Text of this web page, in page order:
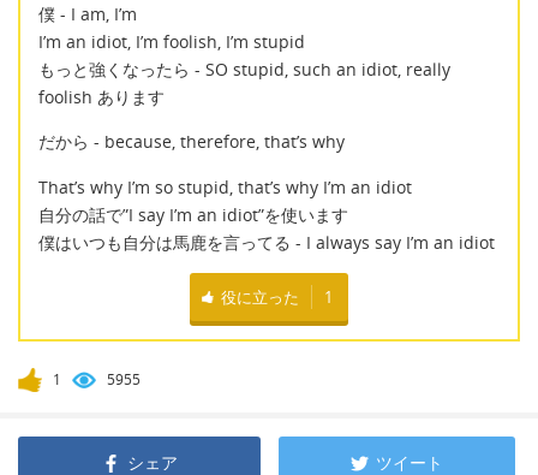
僕 - I am, I’m
I’m an idiot, I’m foolish, I’m stupid
もっと強くなったら - SO stupid, such an idiot, really
foolish あります
だから - because, therefore, that’s why
That’s why I’m so stupid, that’s why I’m an idiot
自分の話で”I say I’m an idiot”を使います
僕はいつも自分は馬鹿を言ってる - I always say I’m an idiot
役に立った 1
1 5955
シェア ツイート